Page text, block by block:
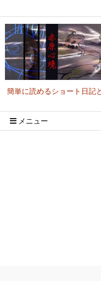
簡単に読めるショート日記
メニュー